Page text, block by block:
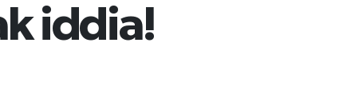
iddia!